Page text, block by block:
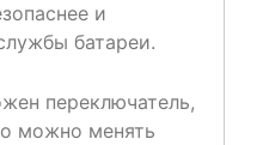
и
батареи.
переключатель,
можно менять